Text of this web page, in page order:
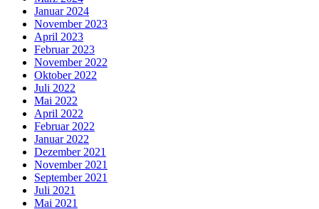
Januar 2024
November 2023
April 2023
Februar 2023
November 2022
Oktober 2022
Juli 2022
Mai 2022
April 2022
Februar 2022
Januar 2022
Dezember 2021
November 2021
September 2021
Juli 2021
Mai 2021